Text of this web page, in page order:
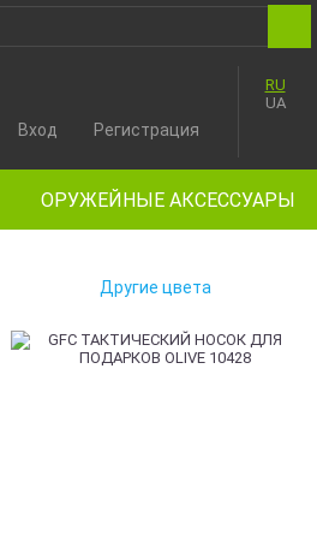
RU
UA
Вход Регистрация
ОРУЖЕЙНЫЕ АКСЕССУАРЫ
Другие цвета